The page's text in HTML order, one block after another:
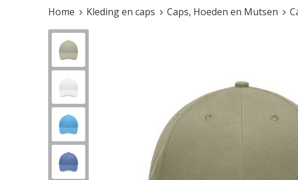
Home Kleding en caps Caps, Hoeden en Mutsen